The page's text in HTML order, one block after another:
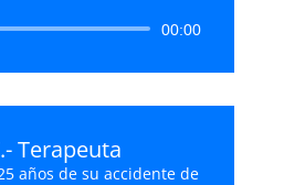
Reproductor
audio
00:00
Terapeuta
años de su accidente de